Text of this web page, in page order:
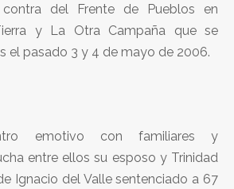
del Frente de Pueblos en
y La Otra Campaña que se
el pasado 3 y 4 de mayo de 2006.
emotivo con familiares y
entre ellos su esposo y Trinidad
Ignacio del Valle sentenciado a 67